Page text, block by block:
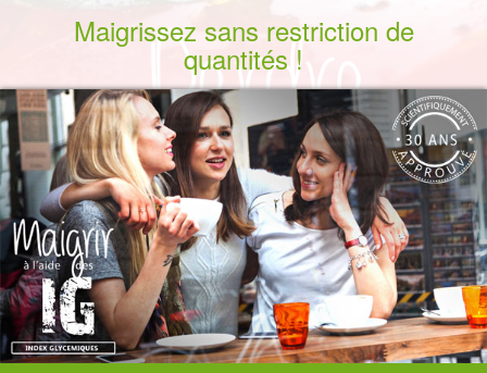
Maigrissez sans restriction de
quantités !